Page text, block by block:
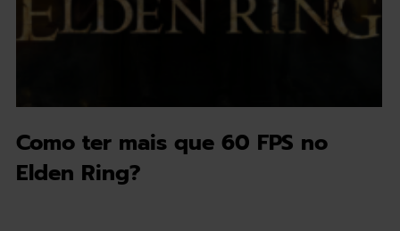
Como ter mais que 60 FPS no
Elden Ring?